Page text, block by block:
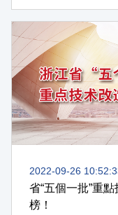
2022-09-26
省“五個一批”重
榜！